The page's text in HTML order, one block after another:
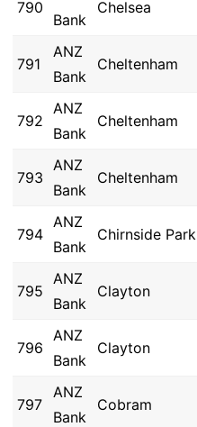
790
Bank
Chelsea
791
ANZ
Bank
Cheltenham
792
ANZ
Bank
Cheltenham
793
ANZ
Bank
Cheltenham
794
ANZ
Bank
Chirnside Park
795
ANZ
Bank
Clayton
796
ANZ
Bank
Clayton
797
ANZ
Bank
Cobram